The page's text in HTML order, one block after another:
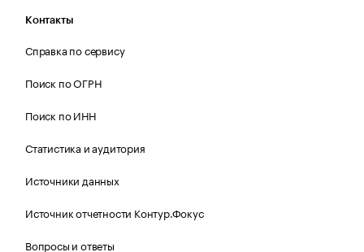
Контакты
Справка по сервису
Поиск по ОГРН
Поиск по ИНН
Статистика и аудитория
Источники данных
Источник отчетности Контур.Фокус
Вопросы и ответы